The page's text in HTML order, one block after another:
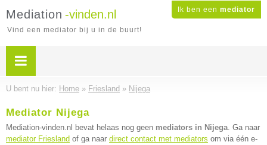
Ik ben een mediator
Mediation -vinden.nl
Vind een mediator bij u in de buurt!
U bent nu hier: Home » Friesland » Nijega
Mediator Nijega
Mediation-vinden.nl bevat helaas nog geen mediators in Nijega. Ga naar
mediator Friesland of ga naar direct contact met mediators om via één e-